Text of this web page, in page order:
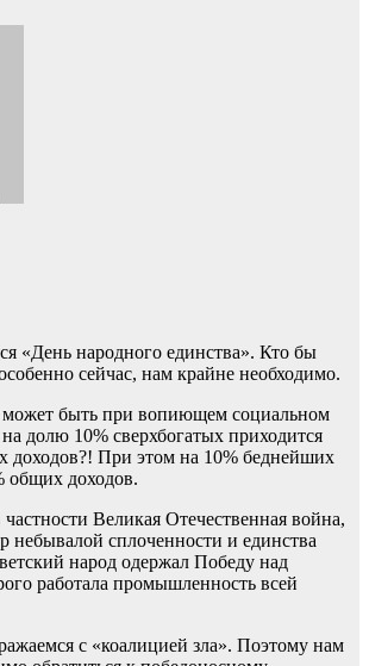
«День народного единства». Кто бы
сейчас, нам крайне необходимо.
может быть при вопиющем социальном
на долю 10% сверхбогатых приходится
доходов?! При этом на 10% беднейших
общих доходов.
Великая Отечественная война,
небывалой сплоченности и единства
народ одержал Победу над
работала промышленность всей
с «коалицией зла». Поэтому нам